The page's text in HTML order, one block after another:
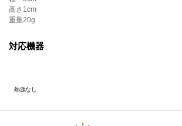
高さ 1cm
重量20g
対応機器
熱源なし